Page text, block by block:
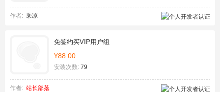
作者: 乘凉
免签约买VIP用户组
¥88.00
安装次数: 79
作者: 站长部落